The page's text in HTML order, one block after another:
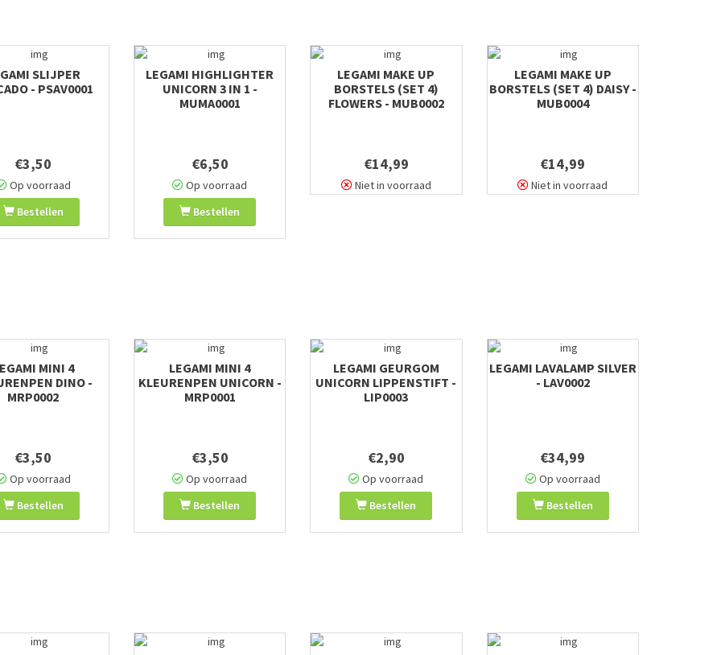
SLIJPER
- PSAV0001
€3,50
Op voorraad
Bestellen
LEGAMI HIGHLIGHTER
UNICORN 3 IN 1 -
MUMA0001
€6,50
Op voorraad
Bestellen
LEGAMI MAKE UP
BORSTELS (SET 4)
FLOWERS - MUB0002
€14,99
Niet in voorraad
LEGAMI MAKE UP
BORSTELS (SET 4) DAISY -
MUB0004
€14,99
Niet in voorraad
MINI 4
DINO -
MRP0002
€3,50
Op voorraad
Bestellen
LEGAMI MINI 4
KLEURENPEN UNICORN -
MRP0001
€3,50
Op voorraad
Bestellen
LEGAMI GEURGOM
UNICORN LIPPENSTIFT -
LIP0003
€2,90
Op voorraad
Bestellen
LEGAMI LAVALAMP SILVER
- LAV0002
€34,99
Op voorraad
Bestellen